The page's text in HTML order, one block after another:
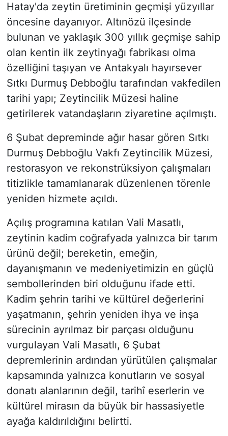
Hatay'da zeytin üretiminin geçmişi yüzyıllar
öncesine dayanıyor. Altınözü ilçesinde
bulunan ve yaklaşık 300 yıllık geçmişe sahip
olan kentin ilk zeytinyağı fabrikası olma
özelliğini taşıyan ve Antakyalı hayırsever
Sıtkı Durmuş Debboğlu tarafından vakfedilen
tarihi yapı; Zeytincilik Müzesi haline
getirilerek vatandaşların ziyaretine açılmıştı.
6 Şubat depreminde ağır hasar gören Sıtkı
Durmuş Debboğlu Vakfı Zeytincilik Müzesi,
restorasyon ve rekonstrüksiyon çalışmaları
titizlikle tamamlanarak düzenlenen törenle
yeniden hizmete açıldı.
Açılış programına katılan Vali Masatlı,
zeytinin kadim coğrafyada yalnızca bir tarım
ürünü değil; bereketin, emeğin,
dayanışmanın ve medeniyetimizin en güçlü
sembollerinden biri olduğunu ifade etti.
Kadim şehrin tarihi ve kültürel değerlerini
yaşatmanın, şehrin yeniden ihya ve inşa
sürecinin ayrılmaz bir parçası olduğunu
vurgulayan Vali Masatlı, 6 Şubat
depremlerinin ardından yürütülen çalışmalar
kapsamında yalnızca konutların ve sosyal
donatı alanlarının değil, tarihî eserlerin ve
kültürel mirasın da büyük bir hassasiyetle
ayağa kaldırıldığını belirtti.